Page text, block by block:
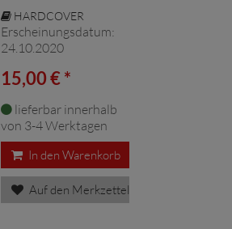
HARDCOVER
Erscheinungsdatum:
24.10.2020
15,00 € *
lieferbar innerhalb
von 3-4 Werktagen
In den Warenkorb
Auf den Merkzettel